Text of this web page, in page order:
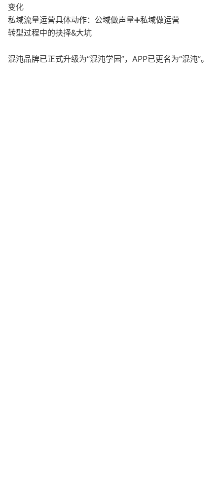
变化
私域流量运营具体动作：公域做声量➕私域做运营
转型过程中的抉择&大坑
混沌品牌已正式升级为“混沌学园”，APP已更名为“混沌”。